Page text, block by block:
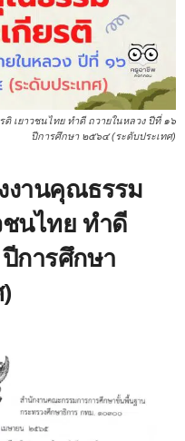
เยาวชนไทย ทำดี ถวายในหลวง ปีที่ ๑๖
ปีการศึกษา ๒๕๖๔ (ระดับประเทศ)
งานคุณธรรม
ชนไทย ทำดี
การศึกษา